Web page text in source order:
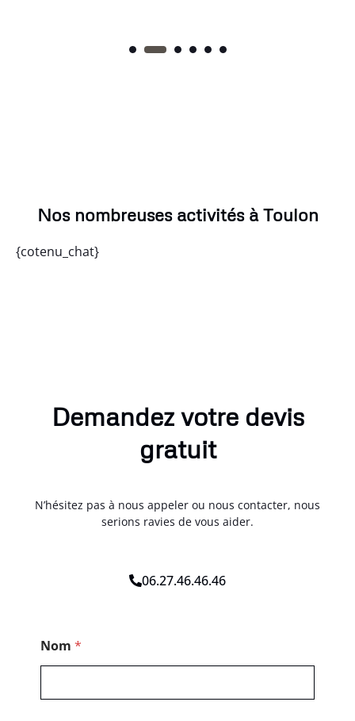
Nos nombreuses activités à Toulon
{cotenu_chat}
Demandez votre devis
gratuit
N’hésitez pas à nous appeler ou nous contacter, nous
serions ravies de vous aider.
06.27.46.46.46
o
s
Nom *